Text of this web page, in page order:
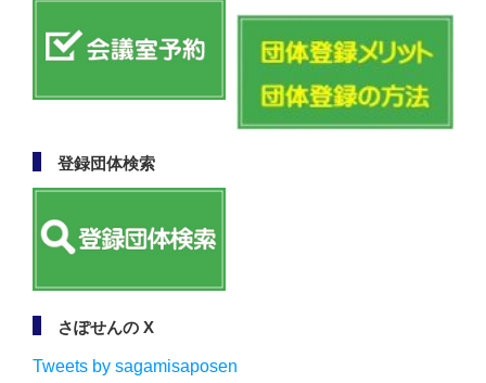
登録団体検索
さぽせんの X
Tweets by sagamisaposen